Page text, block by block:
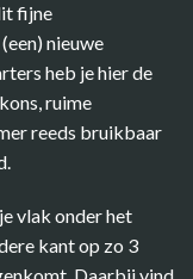
fijne
nieuwe
heb je hier de
ruime
reeds bruikbaar
vlak onder het
kant op zo 3